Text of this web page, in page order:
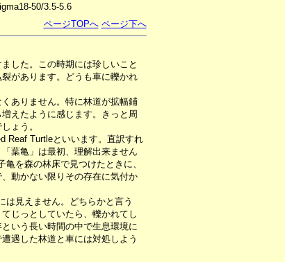
50/3.5-5.6
ページTOPへ ページ下へ
した。この時期には珍しいこと
があります。どうも車に轢かれ
ありません。特に林道が拡幅鋪
えたように感じます。きっと周
ょう。
Reaf Turtleといいます。直訳すれ
葉亀」は最初、理解出来ません
を森の林床で見つけたときに、
動かない限りその存在に気付か
見えません。どちらかと言う
じっとしていたら、轢かれてし
いう長い時間の中で生息環境に
遇した林道と車には対処しよう